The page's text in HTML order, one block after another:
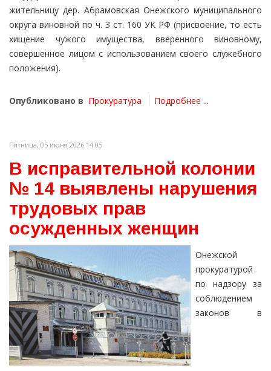
жительницу дер. Абрамовская Онежского муниципального
округа виновной по ч. 3 ст. 160 УК РФ (присвоение, то есть
хищение чужого имущества, вверенного виновному,
совершенное лицом с использованием своего служебного
положения).
Опубликовано в Прокуратура Подробнее ...
Пятница, 05 июня 2026 14:05
В исправительной колонии
№ 14 выявлены нарушения
трудовых прав
осужденных женщин
Онежской
прокуратурой
по надзору за
соблюдением
законов в